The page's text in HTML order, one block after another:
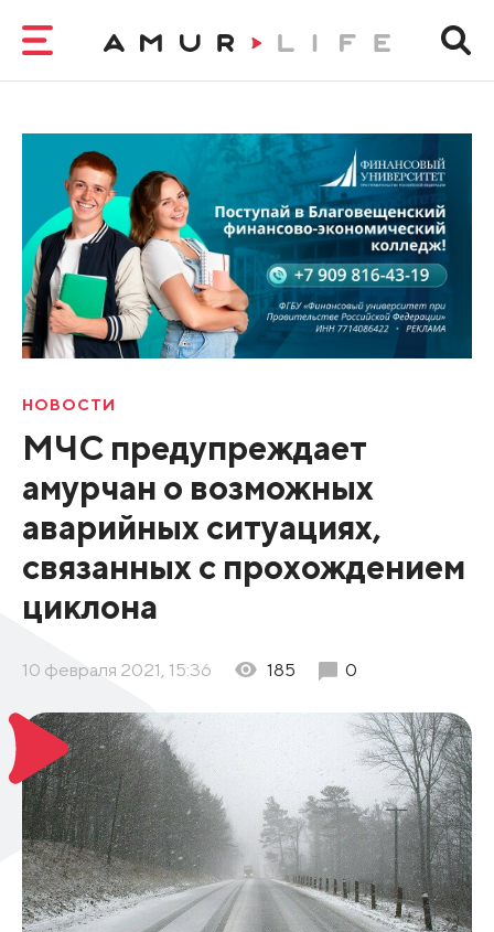
НОВОСТИ
МЧС предупреждает
амурчан о возможных
аварийных ситуациях,
связанных с прохождением
циклона
10 февраля 2021, 15:36 185 0